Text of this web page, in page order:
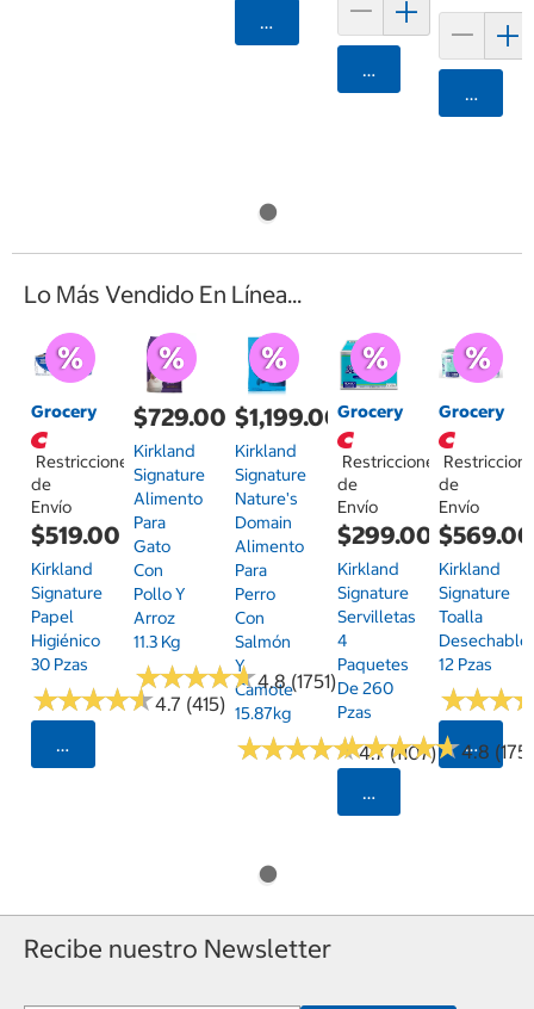
Agregar
Agregar
Lo Más Vendido En Línea...
Grocery
Restricciones
de
Envío
$519.00
Kirkland
Signature
Papel
Higiénico
30 Pzas
★★★★★
★★★★★4.7 (415)
Seleccionar Código Postal
$729.00
Kirkland
Signature
Alimento
Para
Gato
Con
Pollo Y
Arroz
11.3 Kg
★★★★★
★★★★★4.8 (1751)
$1,199.00
Kirkland
Signature
Nature's
Domain
Alimento
Para
Perro
Con
Salmón
Y
Camote
15.87kg
★★★★★
★★★★★4.7 (1107)
Grocery
Restricciones
de
Envío
$299.00
Kirkland
Signature
Servilletas
4
Paquetes
De 260
Pzas
★★★★★
★★★★★4.8 (175)
Seleccionar
Grocery
de
Envío
$569.00
Kirkland
Signature
Toalla
Desechable
12 Pzas
★★★
★★★
Recibe nuestro Newsletter